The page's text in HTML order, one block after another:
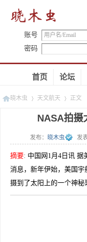
账号
密码
首页 论坛
晓木虫
»
天文航天
»
正文
NASA拍摄
发布： 晓木虫 发
摘要: 中国网1月4日讯 据
消息，新年伊始，美国
摄到了太阳上的一个神